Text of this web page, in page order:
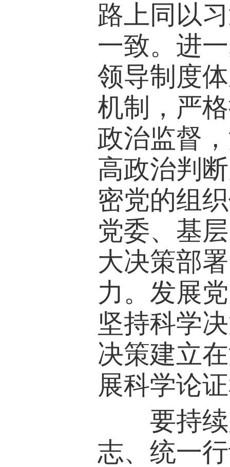
路上同以
一致。进
领导制度
机制，严
政治监督
高政治判
密党的组
党委、基
大决策部
力。发展
坚持科学
决策建立
展科学论
要持续
志、统一